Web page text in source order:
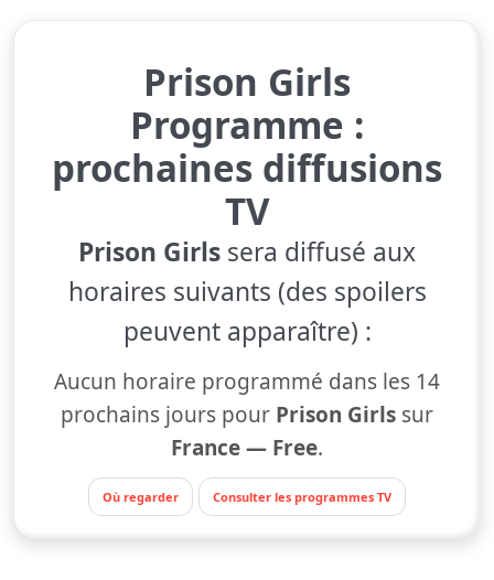
Prison Girls
Programme :
prochaines diffusions
TV
Prison Girls sera diffusé aux
horaires suivants (des spoilers
peuvent apparaître) :
Aucun horaire programmé dans les 14
prochains jours pour Prison Girls sur
France — Free.
Où regarder Consulter les programmes TV